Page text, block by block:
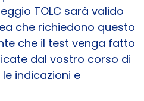
TOLC sarà valido
che richiedono questo
che il test venga fatto
dal vostro corso di
indicazioni e